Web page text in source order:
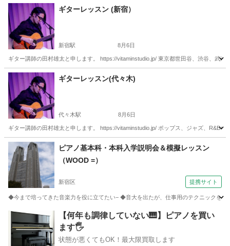
東京 世田谷区 ギター
ギターレッスン (新宿）
新宿駅 8月6日
ギター講師の田村雄太と申します。 https://vitaminstudio.jp/ 東京都世田谷、渋谷、武
東京 新宿区 新宿駅 作編曲
ギターレッスン(代々木)
代々木駅 8月6日
ギター講師の田村雄太と申します。 https://vitaminstudio.jp/ ポップス、ジャズ、R&B
東京 渋谷区 代々木駅 音楽 スタジオ
ピアノ基本科・本科入学説明会＆模擬レッスン
（WOOD =）
新宿区 提携サイト
◆今まで培ってきた音楽力を役に立てたい− ◆音大を出たが、仕事用のテクニックを
東京 新宿区 ピアノ
【何年も調律していない🎹】ピアノを買い
ます🖐️
状態が悪くてもOK！最大限買取します